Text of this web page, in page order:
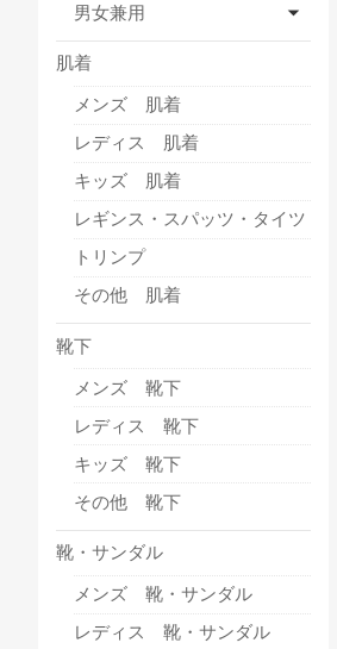
男女兼用
肌着
メンズ 肌着
レディス 肌着
キッズ 肌着
レギンス・スパッツ・タイツ
トリンプ
その他 肌着
靴下
メンズ 靴下
レディス 靴下
キッズ 靴下
その他 靴下
靴・サンダル
メンズ 靴・サンダル
レディス 靴・サンダル